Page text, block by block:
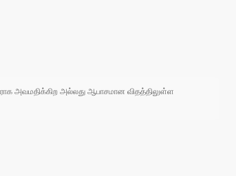
அவமதிக்கிற அல்லது ஆபாசமான விதத்திலுள்ள